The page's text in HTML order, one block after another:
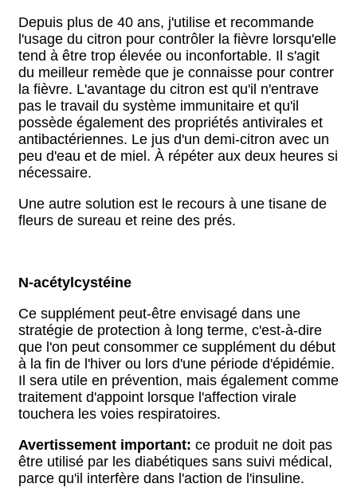
Depuis plus de 40 ans, j'utilise et recommande
l'usage du citron pour contrôler la fièvre lorsqu'elle
tend à être trop élevée ou inconfortable. Il s'agit
du meilleur remède que je connaisse pour contrer
la fièvre. L'avantage du citron est qu'il n'entrave
pas le travail du système immunitaire et qu'il
possède également des propriétés antivirales et
antibactériennes. Le jus d'un demi-citron avec un
peu d'eau et de miel. À répéter aux deux heures si
nécessaire.
Une autre solution est le recours à une tisane de
fleurs de sureau et reine des prés.
N-acétylcystéine
Ce supplément peut-être envisagé dans une
stratégie de protection à long terme, c'est-à-dire
que l'on peut consommer ce supplément du début
à la fin de l'hiver ou lors d'une période d'épidémie.
Il sera utile en prévention, mais également comme
traitement d'appoint lorsque l'affection virale
touchera les voies respiratoires.
Avertissement important: ce produit ne doit pas
être utilisé par les diabétiques sans suivi médical,
parce qu'il interfère dans l'action de l'insuline.